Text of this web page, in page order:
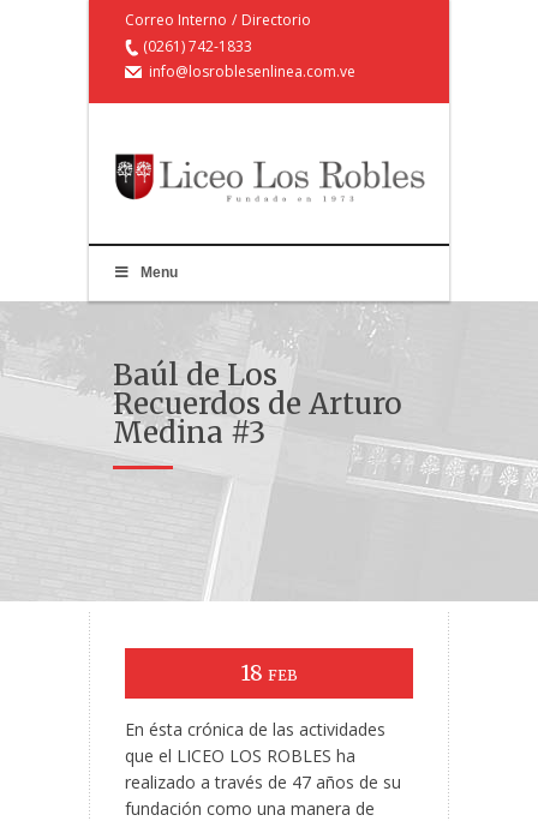
Correo Interno / Directorio
(0261) 742-1833
info@losroblesenlinea.com.ve
Menu
Baúl de Los
Recuerdos de Arturo
Medina #3
18 FEB
En ésta crónica de las actividades
que el LICEO LOS ROBLES ha
realizado a través de 47 años de su
fundación como una manera de